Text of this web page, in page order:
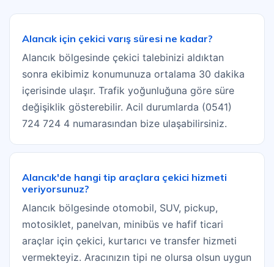
Alancık için çekici varış süresi ne kadar?
Alancık bölgesinde çekici talebinizi aldıktan
sonra ekibimiz konumunuza ortalama 30 dakika
içerisinde ulaşır. Trafik yoğunluğuna göre süre
değişiklik gösterebilir. Acil durumlarda (0541)
724 724 4 numarasından bize ulaşabilirsiniz.
Alancık'de hangi tip araçlara çekici hizmeti
veriyorsunuz?
Alancık bölgesinde otomobil, SUV, pickup,
motosiklet, panelvan, minibüs ve hafif ticari
araçlar için çekici, kurtarıcı ve transfer hizmeti
vermekteyiz. Aracınızın tipi ne olursa olsun uygun